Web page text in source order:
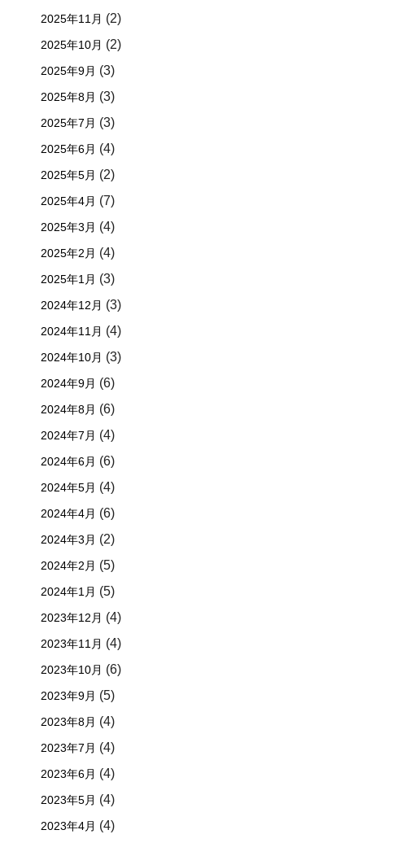
2025年11月 (2)
2025年10月 (2)
2025年9月 (3)
2025年8月 (3)
2025年7月 (3)
2025年6月 (4)
2025年5月 (2)
2025年4月 (7)
2025年3月 (4)
2025年2月 (4)
2025年1月 (3)
2024年12月 (3)
2024年11月 (4)
2024年10月 (3)
2024年9月 (6)
2024年8月 (6)
2024年7月 (4)
2024年6月 (6)
2024年5月 (4)
2024年4月 (6)
2024年3月 (2)
2024年2月 (5)
2024年1月 (5)
2023年12月 (4)
2023年11月 (4)
2023年10月 (6)
2023年9月 (5)
2023年8月 (4)
2023年7月 (4)
2023年6月 (4)
2023年5月 (4)
2023年4月 (4)